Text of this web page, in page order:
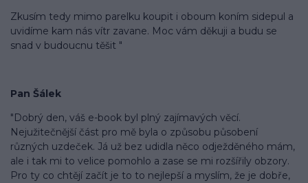
Zkusím tedy mimo parelku koupit i oboum koním sidepul a
uvidíme kam nás vítr zavane. Moc vám děkuji a budu se
snad v budoucnu těšit "
Pan Šálek
"Dobrý den, váš e-book byl plný zajímavých věcí.
Nejužitečnější část pro mě byla o způsobu působení
různých uzdeček. Já už bez udidla něco odježděného mám,
ale i tak mi to velice pomohlo a zase se mi rozšířily obzory.
Pro ty co chtějí začít je to to nejlepší a myslím, že je dobře,